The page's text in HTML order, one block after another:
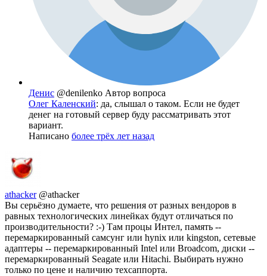
Денис @denilenko Автор вопроса
Олег Каленский: да, слышал о таком. Если не будет
денег на готовый сервер буду рассматривать этот
вариант.
Написано более трёх лет назад
athacker @athacker
Вы серьёзно думаете, что решения от разных вендоров в
равных технологических линейках будут отличаться по
производительности? :-) Там процы Интел, память --
перемаркированный самсунг или hynix или kingston, сетевые
адаптеры -- перемаркированный Intel или Broadcom, диски --
перемаркированный Seagate или Hitachi. Выбирать нужно
только по цене и наличию техсаппорта.